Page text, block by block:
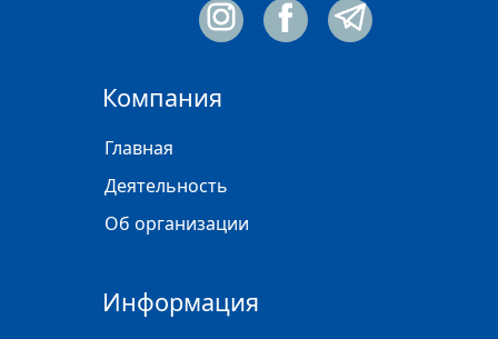
Компания
Главная
Деятельность
Об организации
Информация